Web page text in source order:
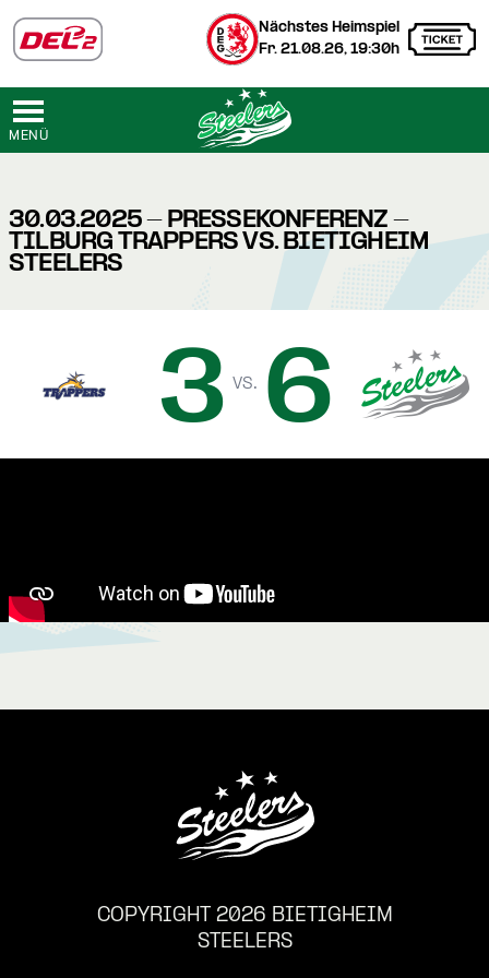
Nächstes Heimspiel
Fr. 21.08.26, 19:30h
MENÜ
30.03.2025 - PRESSEKONFERENZ -
TILBURG TRAPPERS VS. BIETIGHEIM
STEELERS
3 vs. 6
COPYRIGHT 2026 BIETIGHEIM
STEELERS